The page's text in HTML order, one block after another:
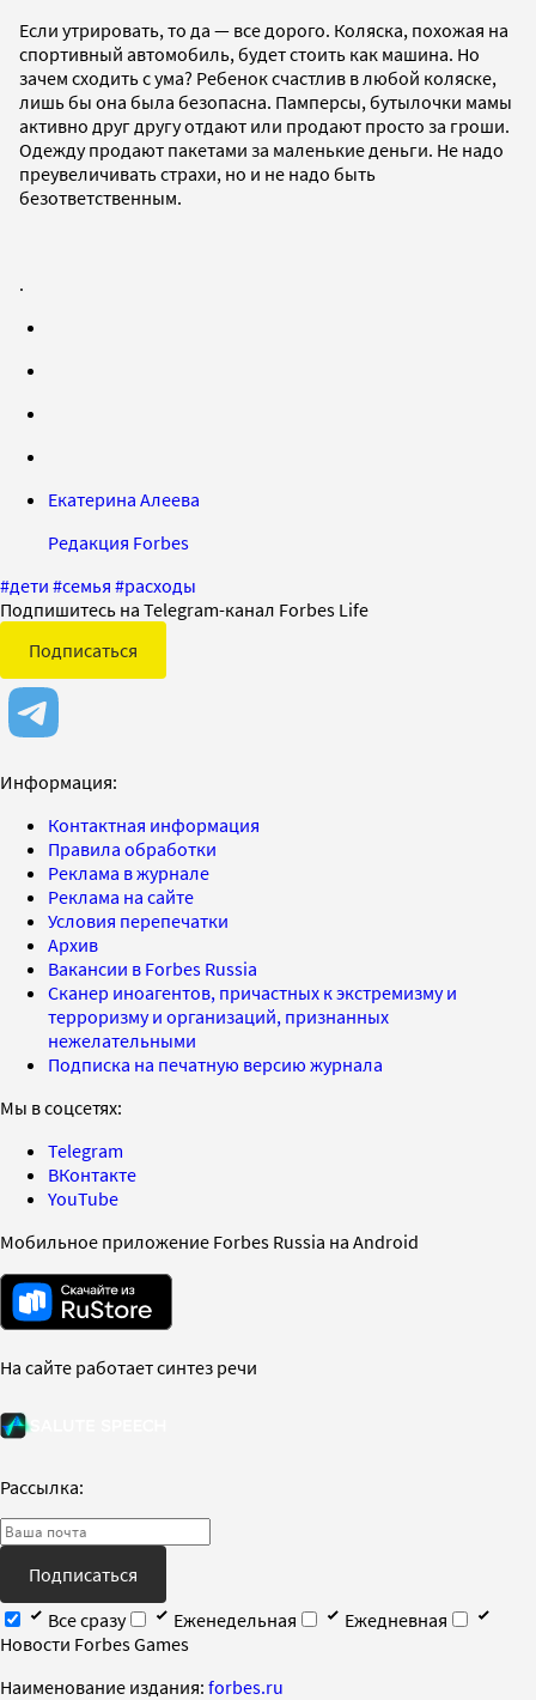
Если утрировать, то да — все дорого. Коляска, похожая на
спортивный автомобиль, будет стоить как машина. Но
зачем сходить с ума? Ребенок счастлив в любой коляске,
лишь бы она была безопасна. Памперсы, бутылочки мамы
активно друг другу отдают или продают просто за гроши.
Одежду продают пакетами за маленькие деньги. Не надо
преувеличивать страхи, но и не надо быть
безответственным.
.
Екатерина Алеева
Редакция Forbes
#дети #семья #расходы
Подпишитесь на Telegram-канал Forbes Life
Подписаться
Информация:
Контактная информация
Правила обработки
Реклама в журнале
Реклама на сайте
Условия перепечатки
Архив
Вакансии в Forbes Russia
Сканер иноагентов, причастных к экстремизму и
терроризму и организаций, признанных
нежелательными
Подписка на печатную версию журнала
Мы в соцсетях:
Telegram
ВКонтакте
YouTube
Мобильное приложение Forbes Russia на Android
На сайте работает синтез речи
Рассылка:
Подписаться
Все сразу
Еженедельная
Ежедневная
Новости Forbes Games
Наименование издания: forbes.ru